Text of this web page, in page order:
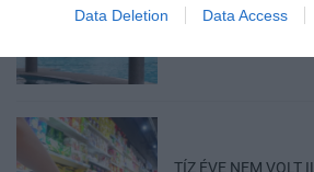
Data Deletion Data Access
LEÁLLÍTOTT
TÍZ ÉVE NEM VOLT